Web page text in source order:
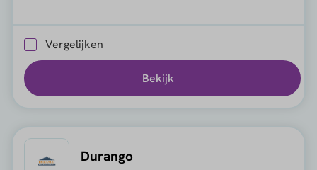
Vergelijken
Bekijk
Durango